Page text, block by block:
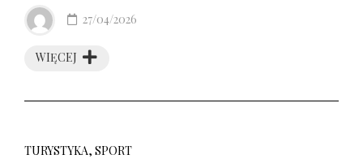
WIĘCEJ
27/04/2026
TURYSTYKA, SPORT